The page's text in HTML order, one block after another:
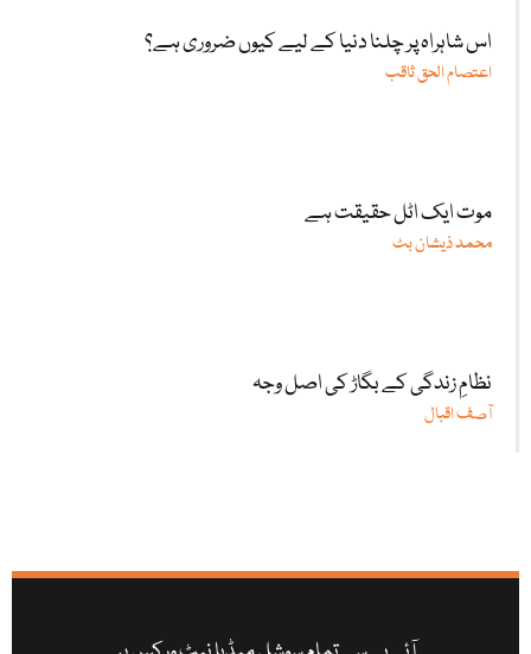
اس شاہراہ پر چلنا دنیا کے لیے کیوں ضروری ہے؟
اعتصام الحق ثاقب
موت ایک اٹل حقیقت ہے
محمد ذیشان بٹ
نظامِ زندگی کے بگاڑ کی اصل وجہ
آصف اقبال